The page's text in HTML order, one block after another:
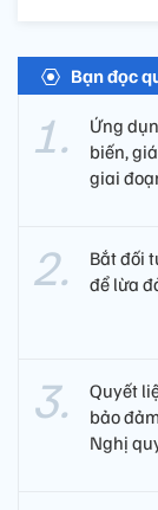
Bạn đọc
Ứng
biến,
giai
Bắt đối
để lừa
Quyết
bảo
Nghị